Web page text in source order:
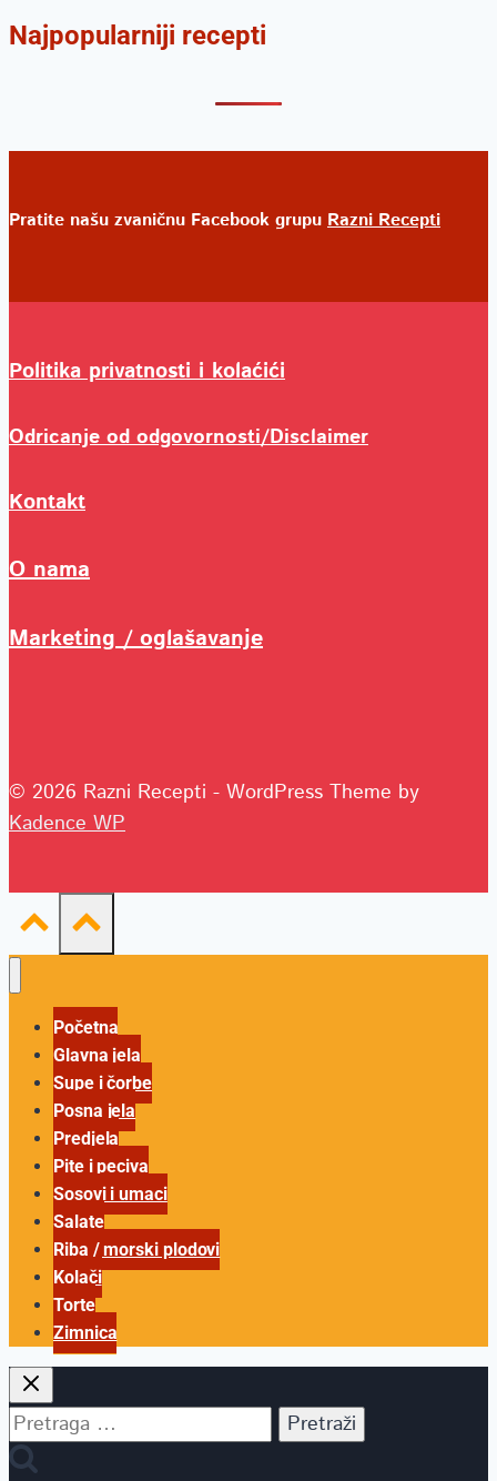
Najpopularniji recepti
Pratite našu zvaničnu Facebook grupu Razni Recepti
Politika privatnosti i kolaćići
Odricanje od odgovornosti/Disclaimer
Kontakt
O nama
Marketing / oglašavanje
© 2026 Razni Recepti - WordPress Theme by
Kadence WP
Početna
Glavna jela
Supe i čorbe
Posna jela
Predjela
Pite i peciva
Sosovi i umaci
Salate
Riba / morski plodovi
Kolači
Torte
Zimnica
Pretraga
za: